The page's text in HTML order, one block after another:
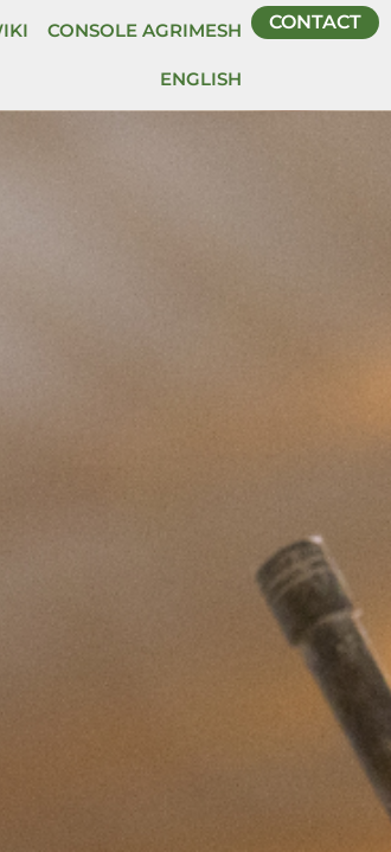
CONSOLE AGRIMESH
ENGLISH
CONTACT